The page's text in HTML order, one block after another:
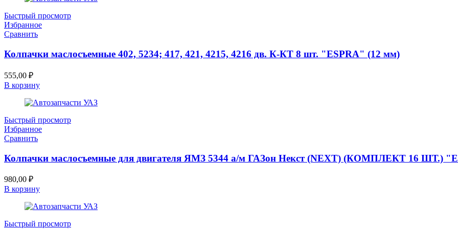
Быстрый просмотр
Избранное
Сравнить
Колпачки маслосъемные 402, 5234; 417, 421, 4215, 4216 дв. К-КТ 8 шт. "ESPRA" (12 мм)
555,00 ₽
В корзину
Быстрый просмотр
Избранное
Сравнить
Колпачки маслосъемные для двигателя ЯМЗ 5344 а/м ГАЗон Некст (NEXT) (КОМПЛЕКТ 16 ШТ.)
980,00 ₽
В корзину
Быстрый просмотр